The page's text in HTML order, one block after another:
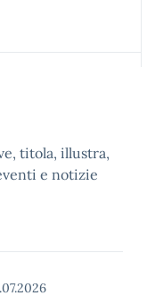
titola, illustra,
e notizie